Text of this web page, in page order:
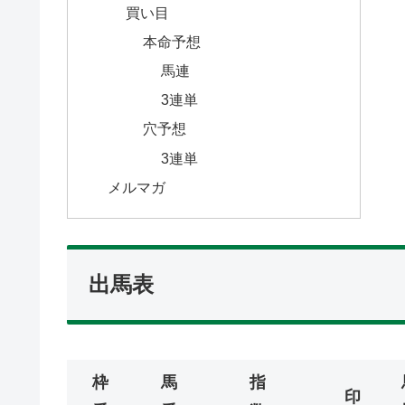
買い目
本命予想
馬連
3連単
穴予想
3連単
メルマガ
出馬表
枠
馬
指
印